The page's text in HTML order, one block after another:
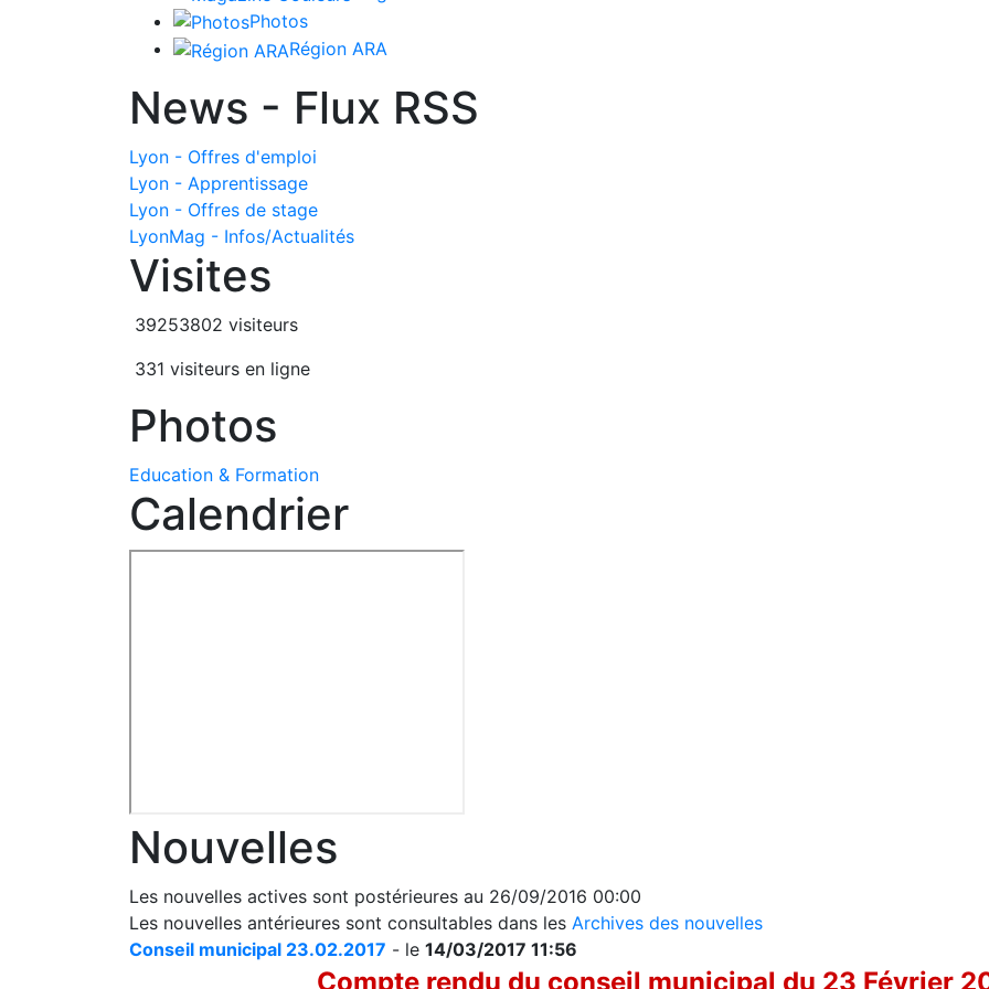
Photos
Région ARA
News - Flux RSS
Lyon - Offres d'emploi
Lyon - Apprentissage
Lyon - Offres de stage
LyonMag - Infos/Actualités
Visites
39253802 visiteurs
331 visiteurs en ligne
Photos
Education & Formation
Calendrier
Nouvelles
Les nouvelles actives sont postérieures au 26/09/2016 00:00
Les nouvelles antérieures sont consultables dans les Archives des nouvelles
Conseil municipal 23.02.2017 - le 14/03/2017 11:56
Compte rendu du conseil municipal du 23 Février